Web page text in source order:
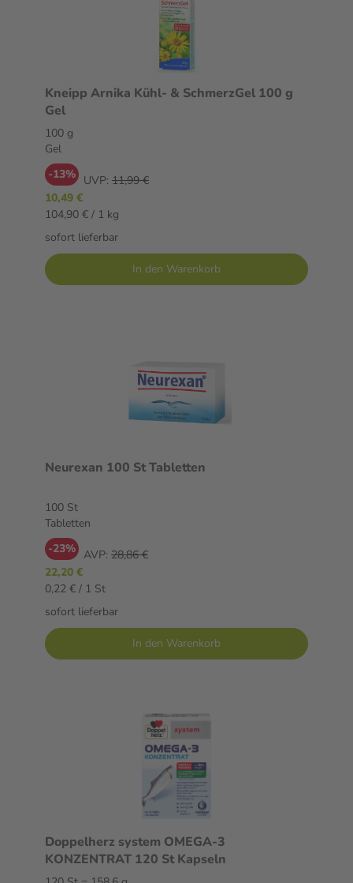
Kneipp Arnika Kühl- & SchmerzGel 100 g
Gel
100 g
Gel
-13% UVP: 11,99 €
10,49 €
104,90 € / 1 kg
sofort lieferbar
In den Warenkorb
Neurexan 100 St Tabletten
100 St
Tabletten
-23% AVP: 28,86 €
22,20 €
0,22 € / 1 St
sofort lieferbar
In den Warenkorb
Doppelherz system OMEGA-3
KONZENTRAT 120 St Kapseln